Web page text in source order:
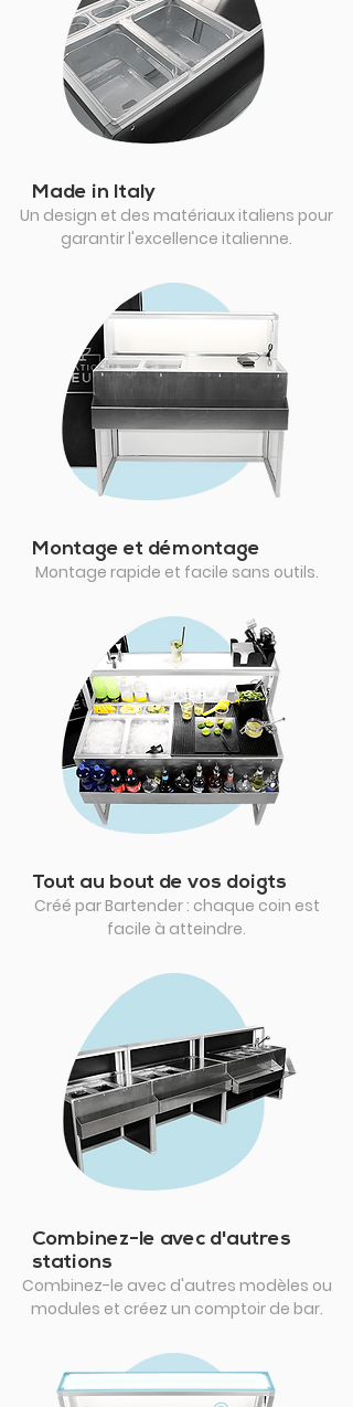
Made in Italy
Un design et des matériaux italiens pour
garantir l'excellence italienne.
Montage et démontage
Montage rapide et facile sans outils.
Tout au bout de vos doigts
Créé par Bartender : chaque coin est
facile à atteindre.
Combinez-le avec d'autres
stations
Combinez-le avec d'autres modèles ou
modules et créez un comptoir de bar.